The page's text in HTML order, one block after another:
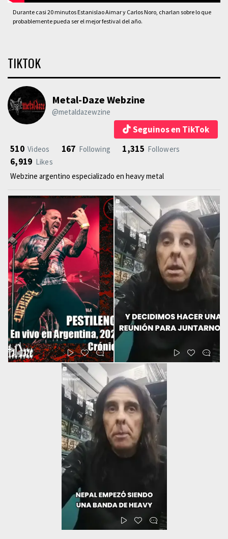
Durante casi 20 minutos Estanislao Aimar y Carlos Noro, charlan sobre lo que
probablemente pueda ser el mejor festival del año.
TIKTOK
Metal-Daze Webzine
@metaldazewzine
Seguinos en TikTok
510 Videos 167 Following 1,315 Followers
6,919 Likes
Webzine argentino especializado en heavy metal